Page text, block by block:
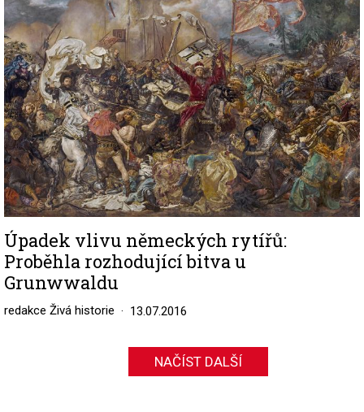
Úpadek vlivu německých rytířů:
Proběhla rozhodující bitva u
Grunwwaldu
redakce Živá historie 13.07.2016
NAČÍST DALŠÍ